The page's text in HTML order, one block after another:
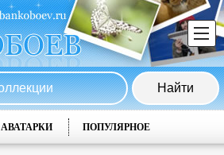
АВАТАРКИ ПОПУЛЯРНОЕ